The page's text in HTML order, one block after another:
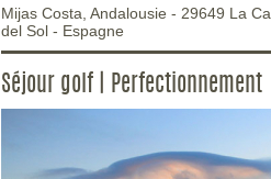
Mijas Costa, Andalousie - 29649 La
del Sol - Espagne
Séjour golf | Perfectionnement